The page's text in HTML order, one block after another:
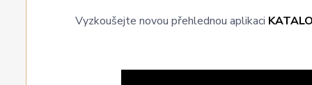
Vyzkoušejte novou přehlednou aplikaci